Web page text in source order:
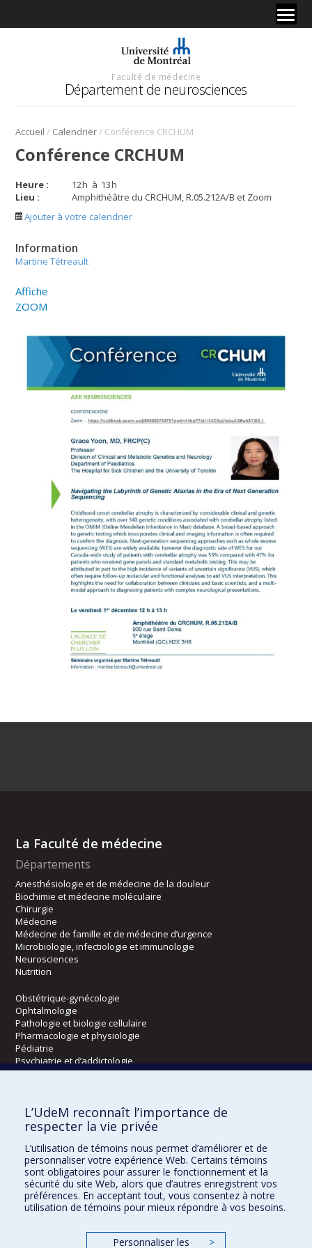
Faculté de médecine
Département de neurosciences
Accueil / Calendrier/ Conférence CRCHUM
Conférence CRCHUM
Heure : 12h à 13h
Lieu :
Amphithéâtre du CRCHUM, R.05.212A/B et Zoom
Ajouter à votre calendrier
Information
Martine Tétreault
Affiche
ZOOM
La Faculté de médecine
Départements
Anesthésiologie et de médecine de la douleur
Biochimie et médecine moléculaire
Chirurgie
Médecine
Médecine de famille et de médecine d’urgence
Microbiologie, infectiologie et immunologie
Neurosciences
Nutrition
Obstétrique-gynécologie
Ophtalmologie
Pathologie et biologie cellulaire
Pharmacologie et physiologie
Pédiatrie
Psychiatrie et d’addictologie
Radiologie, radio-oncologie et médecine nucléaire
Écoles
Orthophonie et audiologie
Réadaptation
Directions
L’UdeM reconnaît l’importance de
respecter la vie privée
L’utilisation de témoins nous permet d’améliorer et de
personnaliser votre expérience Web. Certains témoins
sont obligatoires pour assurer le fonctionnement et la
sécurité du site Web, alors que d’autres enregistrent vos
préférences. En acceptant tout, vous consentez à notre
utilisation de témoins pour mieux répondre à vos besoins.
Personnaliser les
>